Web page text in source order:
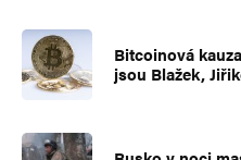
Bitcoinová
jsou Blažek,